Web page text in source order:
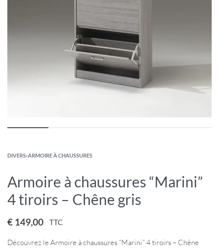
DIVERS›ARMOIRE À CHAUSSURES
Armoire à chaussures “Marini”
4 tiroirs – Chêne gris
€ 149,00 TTC
Découvrez le Armoire à chaussures “Marini” 4 tiroirs – Chêne